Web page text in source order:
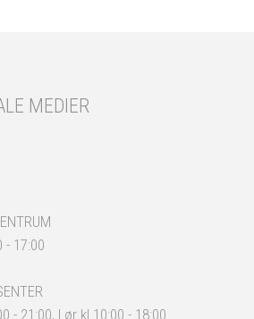
MEDIER
- 17:00
- 21:00, Lør kl 10:00 - 18:00